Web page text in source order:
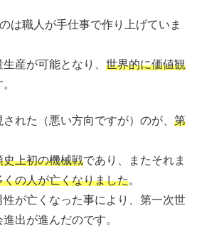
は職人が手仕事で作り上げていま
産が可能となり、 世界的に価値観
れた（悪い方向ですが）のが、 第
史上初の機械戦であり、またそれま
くの人が亡くなりました。
が亡くなった事により、第一次世
出が進んだのです。